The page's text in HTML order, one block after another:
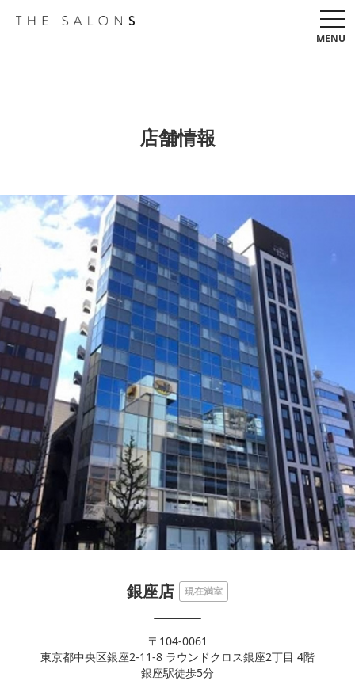
MENU
店舗情報
銀座店 現在満室
〒104-0061
東京都中央区銀座2-11-8 ラウンドクロス銀座2丁目 4階
銀座駅徒歩5分